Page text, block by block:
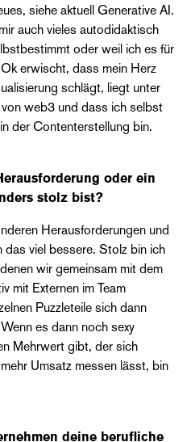
siehe aktuell Generative AI.
auch vieles autodidaktisch
oder weil ich es für
erwischt, dass mein Herz
schlägt, liegt unter
web3 und dass ich selbst
der Contenterstellung bin.
oder ein
stolz bist?
Herausforderungen und
viel bessere. Stolz bin ich
wir gemeinsam mit dem
mit Externen im Team
Puzzleteile sich dann
es dann noch sexy
Mehrwert gibt, der sich
Umsatz messen lässt, bin
deine berufliche